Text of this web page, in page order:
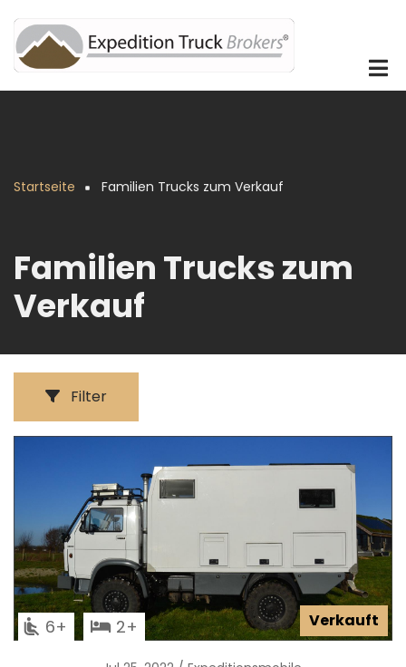
zum
Inhalt
Startseite Familien Trucks zum Verkauf
Familien Trucks zum
Verkauf
Filter
Verkauft
6 2